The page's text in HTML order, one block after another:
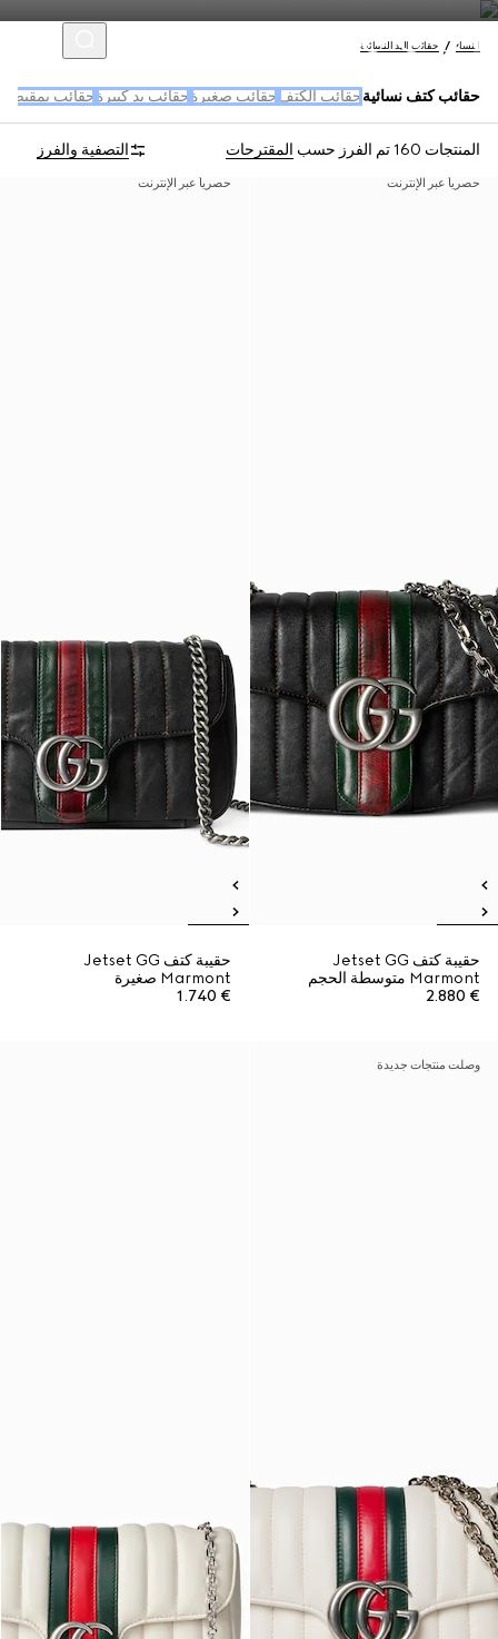
النساء حقائب اليد النسائية
حقائب كتف نسائية حقائب الكتف حقائب صغيرة حقائب يد كبيرة حقائب بمقبض
المنتجات 160 تم الفرز حسب المقترحات التصفية والفرز
حصرياً عبر الإنترنت
حقيبة كتف Jetset GG
Marmont متوسطة الحجم
€ 2.880
حصرياً عبر الإنترنت
حقيبة كتف Jetset GG
Marmont صغيرة
€ 1.740
وصلت منتجات جديدة